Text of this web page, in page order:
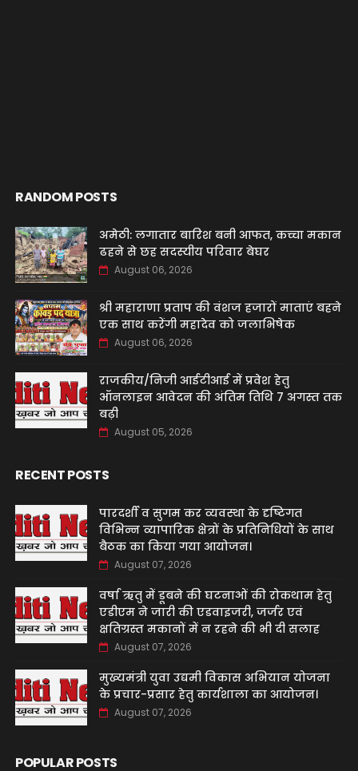
RANDOM POSTS
अमेठी: लगातार बारिश बनी आफत, कच्चा मकान
ढहने से छह सदस्यीय परिवार बेघर
August 06, 2026
श्री महाराणा प्रताप की वंशज हजारों माताएं बहने
एक साथ करेंगी महादेव को जलाभिषेक
August 06, 2026
राजकीय/निजी आईटीआई में प्रवेश हेतु
ऑनलाइन आवेदन की अंतिम तिथि 7 अगस्त तक
बढ़ी
August 05, 2026
RECENT POSTS
पारदर्शी व सुगम कर व्यवस्था के दृष्टिगत
विभिन्न व्यापारिक क्षेत्रों के प्रतिनिधियों के साथ
बैठक का किया गया आयोजन।
August 07, 2026
वर्षा ऋतु में डूबने की घटनाओं की रोकथाम हेतु
एडीएम ने जारी की एडवाइजरी, जर्जर एवं
क्षतिग्रस्त मकानों में न रहने की भी दी सलाह
August 07, 2026
मुख्यमंत्री युवा उद्यमी विकास अभियान योजना
के प्रचार-प्रसार हेतु कार्यशाला का आयोजन।
August 07, 2026
POPULAR POSTS